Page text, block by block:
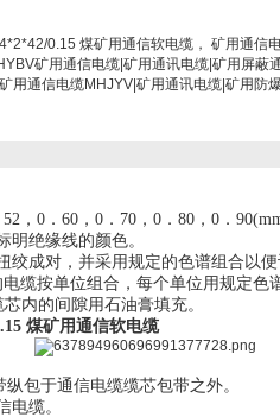
0.15 煤矿用通信软电缆， 矿用通信
矿用通信电缆|矿用通讯电缆|矿用屏
用通信电缆MHJYV|矿用通讯电缆|矿用防
，0．60，0．70，0．80，0．
绝缘线的颜色。
绞成对，并采用规定的色谱组合以
缆按单位组合，每个单位用规定
内的间隙用石油膏填充。
煤矿用通信软电缆
包于通信电缆缆芯包带之外。
电缆。